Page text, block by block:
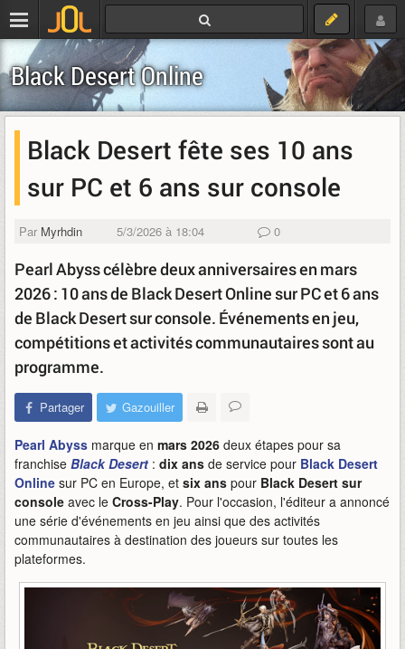
Black Desert Online
Black Desert fête ses 10 ans
sur PC et 6 ans sur console
Par Myrhdin 5/3/2026 à 18:04 0
Pearl Abyss célèbre deux anniversaires en mars
2026 : 10 ans de Black Desert Online sur PC et 6 ans
de Black Desert sur console. Événements en jeu,
compétitions et activités communautaires sont au
programme.
Partager Gazouiller
Pearl Abyss marque en mars 2026 deux étapes pour sa
franchise Black Desert : dix ans de service pour Black Desert
Online sur PC en Europe, et six ans pour Black Desert sur
console avec le Cross-Play. Pour l'occasion, l'éditeur a annoncé
une série d'événements en jeu ainsi que des activités
communautaires à destination des joueurs sur toutes les
plateformes.